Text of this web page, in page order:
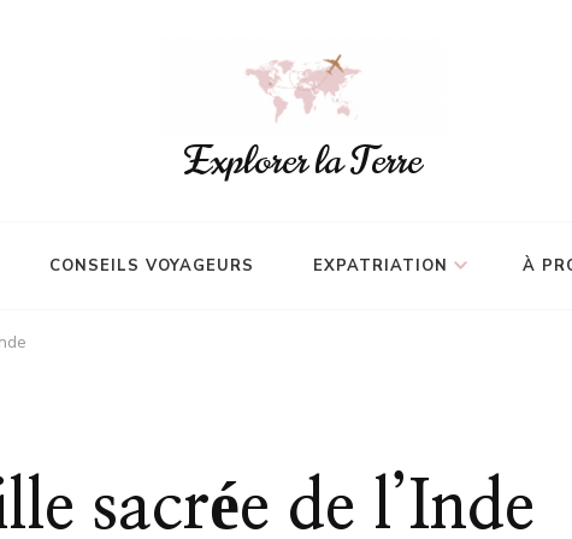
Explorer la Terre
CONSEILS VOYAGEURS EXPATRIATION À
sacrée de l’Inde